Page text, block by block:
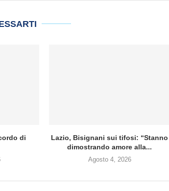
di
Lazio, Bisignani sui tifosi: “Stanno
dimostrando amore alla...
Agosto 4, 2026